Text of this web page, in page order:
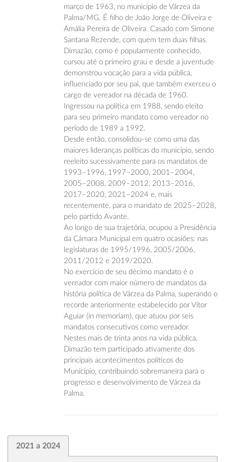
março de 1963, no município de Várzea da
Palma/MG. É filho de João Jorge de Oliveira e
Amália Pereira de Oliveira. Casado com Simone
Santana Rezende, com quem tem duas filhas.
Dimazão, como é popularmente conhecido,
cursou até o primeiro grau e desde a juventude
demonstrou vocação para a vida pública,
influenciado por seu pai, que também exerceu o
cargo de vereador na década de 1960.
Ingressou na política em 1988, sendo eleito
para seu primeiro mandato como vereador no
período de 1989 a 1992.
Desde então, consolidou-se como uma das
maiores lideranças políticas do município, sendo
reeleito sucessivamente para os mandatos de
1993–1996, 1997–2000, 2001–2004,
2005–2008, 2009–2012, 2013–2016,
2017–2020, 2021–2024 e, mais
recentemente, para o mandato de 2025–2028,
pelo partido Avante.
Ao longo de sua trajetória, ocupou a Presidência
da Câmara Municipal em quatro ocasiões: nas
legislaturas de 1995/1996, 2005/2006,
2011/2012 e 2019/2020.
No exercício de seu décimo mandato é o
vereador com maior número de mandatos da
história política de Várzea da Palma, superando o
recorde anteriormente estabelecido por Vítor
Aguiar (in memoriam), que atuou por seis
mandatos consecutivos como vereador.
Nestes mais de trinta anos na vida pública,
Dimazão tem participado ativamente dos
principais acontecimentos políticos do
Município, contribuindo sobremaneira para o
progresso e desenvolvimento de Várzea da
Palma.
2021 a 2024